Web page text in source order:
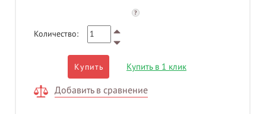
?
Количество:
Купить Купить в 1 клик
Добавить в сравнение